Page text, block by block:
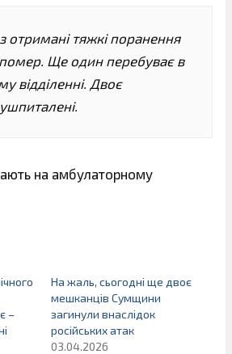
отримані тяжкі поранення
Ще один перебуває в
відділенні. Двоє
на амбулаторному
–
На жаль, сьогодні ще двоє
мешканців Сумщини
загинули внаслідок
російських атак
03.04.2026